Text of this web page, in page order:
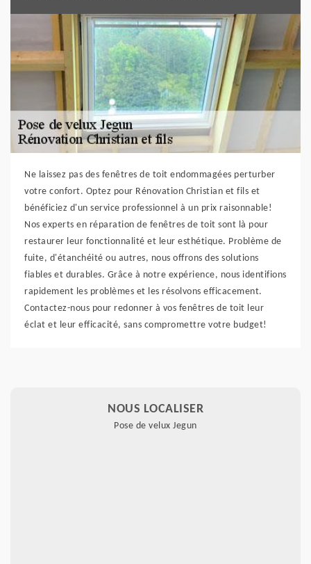
Ne laissez pas des fenêtres de toit endommagées perturber
votre confort. Optez pour Rénovation Christian et fils et
bénéficiez d'un service professionnel à un prix raisonnable!
Nos experts en réparation de fenêtres de toit sont là pour
restaurer leur fonctionnalité et leur esthétique. Problème de
fuite, d'étanchéité ou autres, nous offrons des solutions
fiables et durables. Grâce à notre expérience, nous identifions
rapidement les problèmes et les résolvons efficacement.
Contactez-nous pour redonner à vos fenêtres de toit leur
éclat et leur efficacité, sans compromettre votre budget!
NOUS LOCALISER
Pose de velux Jegun